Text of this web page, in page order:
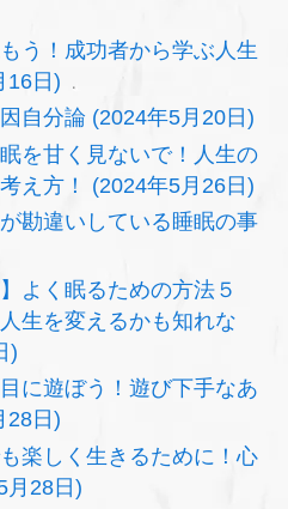
う！成功者から学ぶ人生
16日)
自分論 (2024年5月20日)
を甘く見ないで！人生の
え方！ (2024年5月26日)
勘違いしている睡眠の事
よく眠るための方法５
生を変えるかも知れな
)
に遊ぼう！遊び下手なあ
28日)
楽しく生きるために！心
月28日)